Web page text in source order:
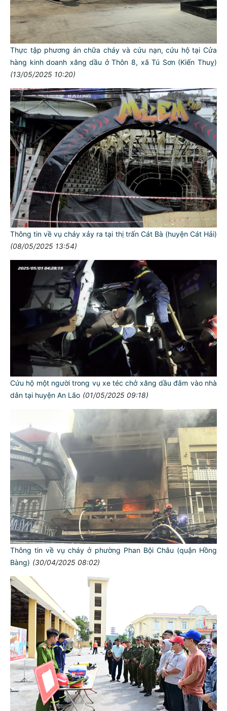
Thực tập phương án chữa cháy và cứu nạn, cứu hộ tại Cửa
hàng kinh doanh xăng dầu ở Thôn 8, xã Tú Sơn (Kiến Thuỵ)
(13/05/2025 10:20)
Thông tin về vụ cháy xảy ra tại thị trấn Cát Bà (huyện Cát Hải)
(08/05/2025 13:54)
Cứu hộ một người trong vụ xe téc chở xăng dầu đâm vào nhà
dân tại huyện An Lão (01/05/2025 09:18)
Thông tin về vụ cháy ở phường Phan Bội Châu (quận Hồng
Bàng) (30/04/2025 08:02)